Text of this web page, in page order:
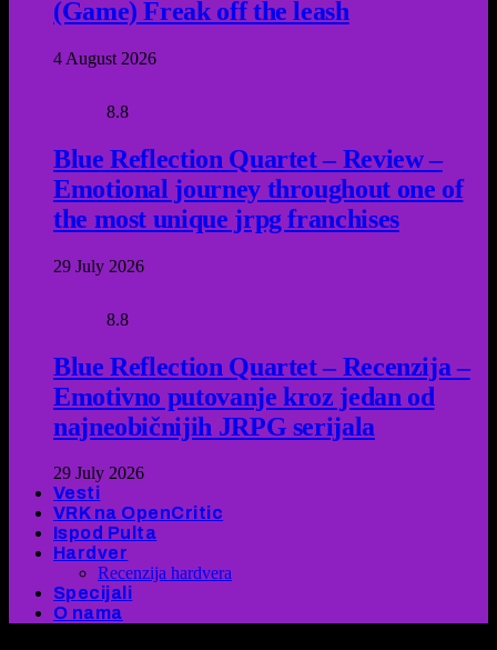
(Game) Freak off the leash
4 August 2026
8.8
Blue Reflection Quartet – Review –
Emotional journey throughout one of
the most unique jrpg franchises
29 July 2026
8.8
Blue Reflection Quartet – Recenzija –
Emotivno putovanje kroz jedan od
najneobičnijih JRPG serijala
29 July 2026
Vesti
VRK na OpenCritic
Ispod Pulta
Hardver
Recenzija hardvera
Specijali
O nama